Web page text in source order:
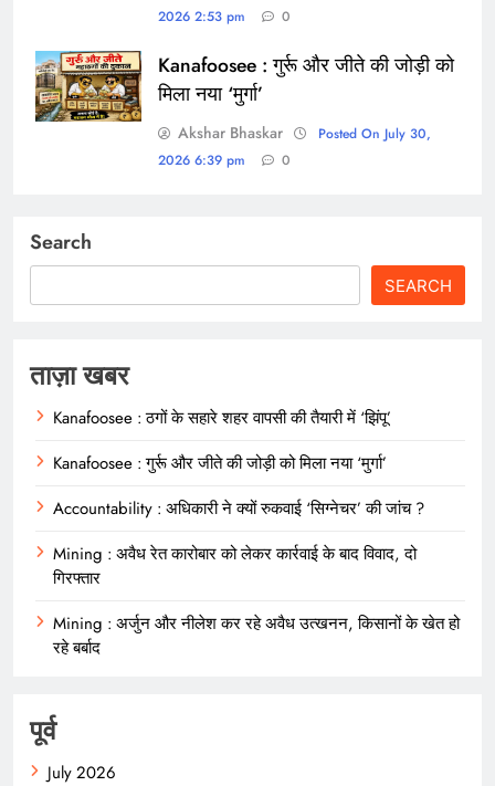
2026 2:53 pm 0
Kanafoosee : गुर्रू और जीते की जोड़ी को
मिला नया ‘मुर्गा’
Akshar Bhaskar
Posted On July 30,
2026 6:39 pm
0
Search
SEARCH
ताज़ा खबर
Kanafoosee : ठगों के सहारे शहर वापसी की तैयारी में ‘झिंपू’
Kanafoosee : गुर्रू और जीते की जोड़ी को मिला नया ‘मुर्गा’
Accountability : अधिकारी ने क्यों रुकवाई ‘सिग्नेचर’ की जांच ?
Mining : अवैध रेत कारोबार को लेकर कार्रवाई के बाद विवाद, दो
गिरफ्तार
Mining : अर्जुन और नीलेश कर रहे अवैध उत्खनन, किसानों के खेत हो
रहे बर्बाद
पूर्व
July 2026